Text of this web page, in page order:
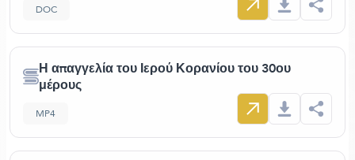
DOC
Η απαγγελία του Ιερού Κορανίου του 30ου
μέρους
MP4